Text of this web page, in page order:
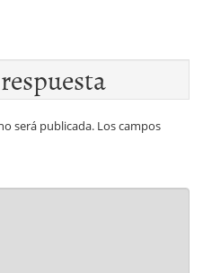
será publicada. Los campos